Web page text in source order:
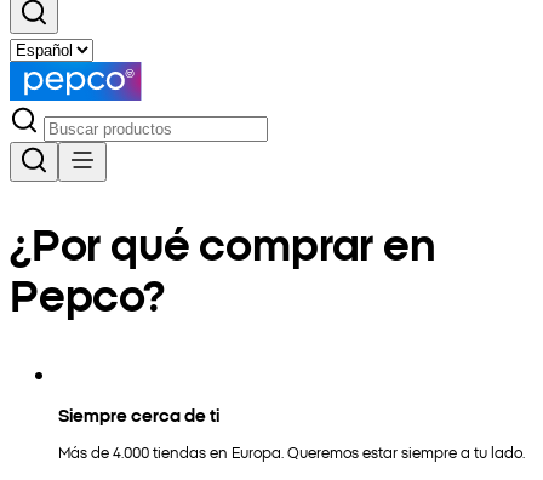
¿Por qué comprar en
Pepco?
Siempre cerca de ti
Más de 4.000 tiendas en Europa. Queremos estar siempre a tu lado.